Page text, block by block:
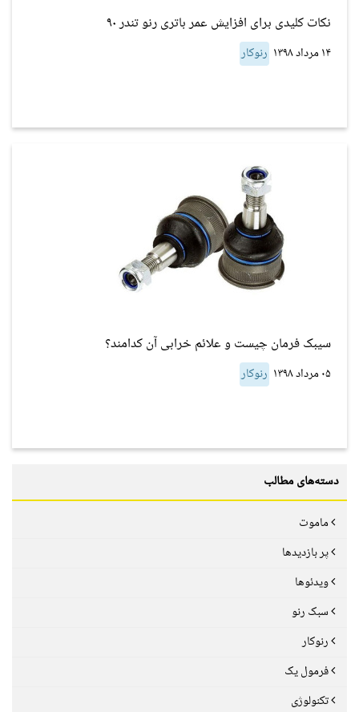
نکات کلیدی برای افزایش عمر باتری رنو تندر ۹۰
۱۴ مرداد ۱۳۹۸ رنوکار
سیبک فرمان چیست و علائم خرابی آن کدامند؟
۰۵ مرداد ۱۳۹۸ رنوکار
دسته‌های مطالب
ماموت
پر بازدیدها
ویدئوها
سبک رنو
رنوکار
فرمول یک
تکنولوژی